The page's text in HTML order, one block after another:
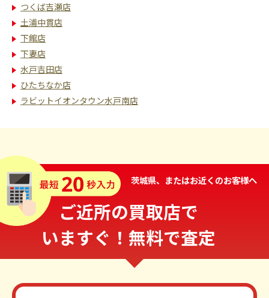
つくば吉瀬店
土浦中貫店
下館店
下妻店
水戸吉田店
ひたちなか店
ラビットイオンタウン水戸南店
茨城県、またはお近くのお客様へ
ご近所の買取店で
いますぐ！無料で査定